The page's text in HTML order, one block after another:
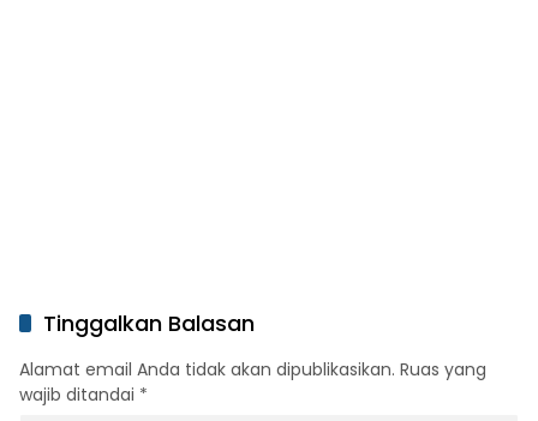
Tinggalkan Balasan
Alamat email Anda tidak akan dipublikasikan. Ruas yang
wajib ditandai *